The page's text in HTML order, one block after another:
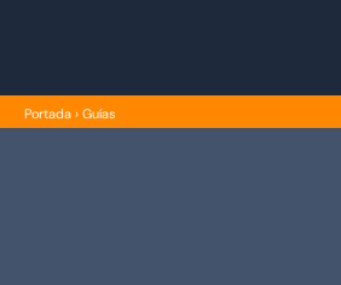
Portada › Guías